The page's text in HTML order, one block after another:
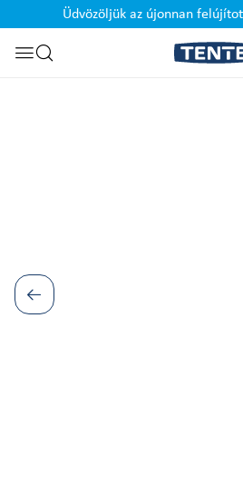
Ugrás a kereséshez
Üdvözöljük az újonnan